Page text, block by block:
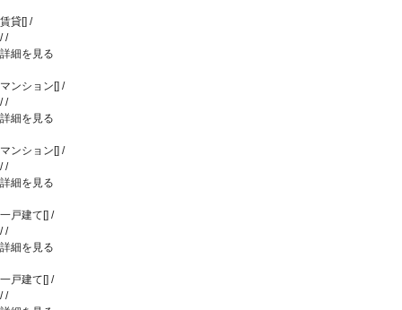
賃貸[] /
//
詳細を見る
マンション[] /
//
詳細を見る
マンション[] /
//
詳細を見る
一戸建て[] /
//
詳細を見る
一戸建て[] /
//